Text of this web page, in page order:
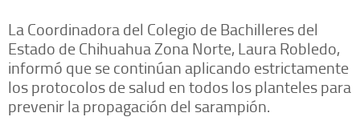
La Coordinadora del Colegio de Bachilleres del
Estado de Chihuahua Zona Norte, Laura Robledo,
informó que se continúan aplicando estrictamente
los protocolos de salud en todos los planteles para
prevenir la propagación del sarampión.